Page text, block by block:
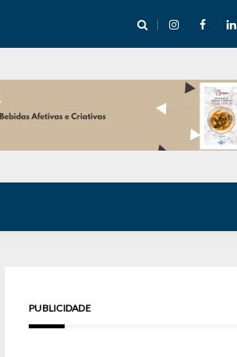
abre mentoria de storytelling com 10 vagas
PUBLICIDADE